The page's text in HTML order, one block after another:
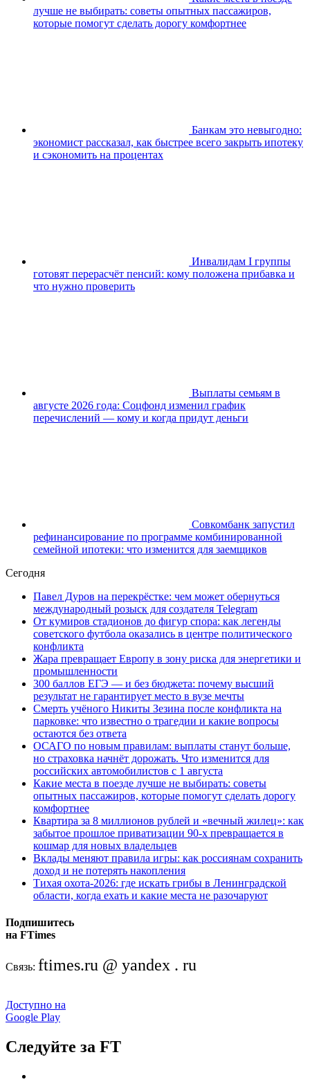
лучше не выбирать: советы опытных пассажиров,
которые помогут сделать дорогу комфортнее
Банкам это невыгодно:
экономист рассказал, как быстрее всего закрыть ипотеку
и сэкономить на процентах
Инвалидам I группы
готовят перерасчёт пенсий: кому положена прибавка и
что нужно проверить
Выплаты семьям в
августе 2026 года: Соцфонд изменил график
перечислений — кому и когда придут деньги
Совкомбанк запустил
рефинансирование по программе комбинированной
семейной ипотеки: что изменится для заемщиков
Сегодня
Павел Дуров на перекрёстке: чем может обернуться
международный розыск для создателя Telegram
От кумиров стадионов до фигур спора: как легенды
советского футбола оказались в центре политического
конфликта
Жара превращает Европу в зону риска для энергетики и
промышленности
300 баллов ЕГЭ — и без бюджета: почему высший
результат не гарантирует место в вузе мечты
Смерть учёного Никиты Зезина после конфликта на
парковке: что известно о трагедии и какие вопросы
остаются без ответа
ОСАГО по новым правилам: выплаты станут больше,
но страховка начнёт дорожать. Что изменится для
российских автомобилистов с 1 августа
Какие места в поезде лучше не выбирать: советы
опытных пассажиров, которые помогут сделать дорогу
комфортнее
Квартира за 8 миллионов рублей и «вечный жилец»: как
забытое прошлое приватизации 90-х превращается в
кошмар для новых владельцев
Вклады меняют правила игры: как россиянам сохранить
доход и не потерять накопления
Тихая охота-2026: где искать грибы в Ленинградской
области, когда ехать и какие места не разочаруют
Подпишитесь
на FTimes
Связь: ftimes.ru @ yandex . ru
Доступно на
Google Play
Следуйте за FT